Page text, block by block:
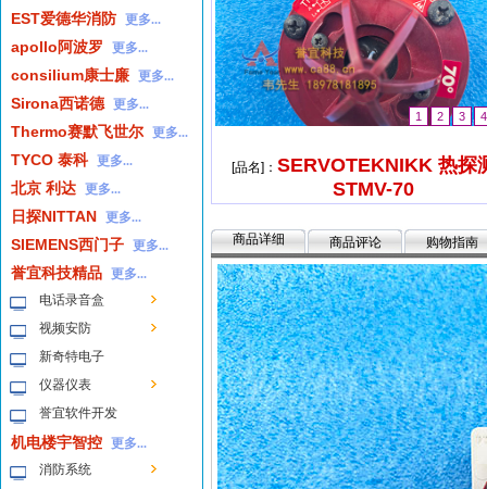
EST爱德华消防 更多...
apollo阿波罗 更多...
consilium康士廉 更多...
Sirona西诺德 更多...
Thermo赛默飞世尔 更多...
TYCO 泰科 更多...
北京 利达 更多...
日探NITTAN 更多...
SIEMENS西门子 更多...
誉宜科技精品 更多...
电话录音盒
视频安防
新奇特电子
仪器仪表
誉宜软件开发
机电楼宇智控 更多...
消防系统
1 2 3
[品名]： SERVOTEKNIKK 热探
STMV-70
商品详细 商品评论 购物指南